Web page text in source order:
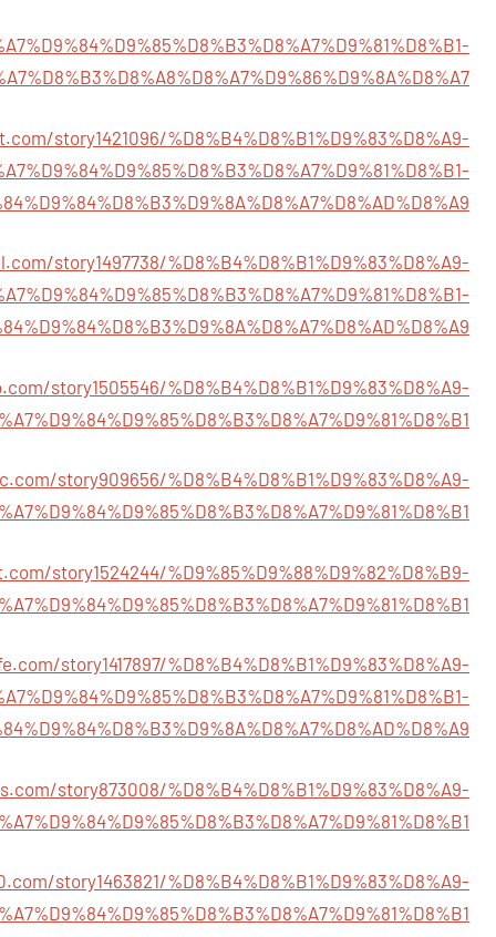
story1421096/%D8%B4%D8%B1%D9%83%D8%A9-
story1497738/%D8%B4%D8%B1%D9%83%D8%A9-
story1505546/%D8%B4%D8%B1%D9%83%D8%A9-
story909656/%D8%B4%D8%B1%D9%83%D8%A9-
story1524244/%D9%85%D9%88%D9%82%D8%B9-
story1417897/%D8%B4%D8%B1%D9%83%D8%A9-
story873008/%D8%B4%D8%B1%D9%83%D8%A9-
story1463821/%D8%B4%D8%B1%D9%83%D8%A9-